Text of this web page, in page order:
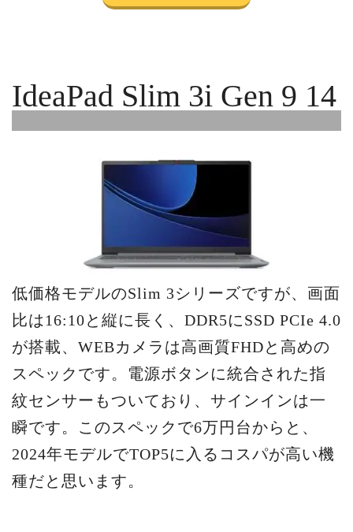
IdeaPad Slim 3i Gen 9 14
低価格モデルのSlim 3シリーズですが、画面
比は16:10と縦に長く、DDR5にSSD PCIe 4.0
が搭載、WEBカメラは高画質FHDと高めの
スペックです。電源ボタンに統合された指
紋センサーもついており、サインインは一
瞬です。このスペックで6万円台からと、
2024年モデルでTOP5に入るコスパが高い機
種だと思います。